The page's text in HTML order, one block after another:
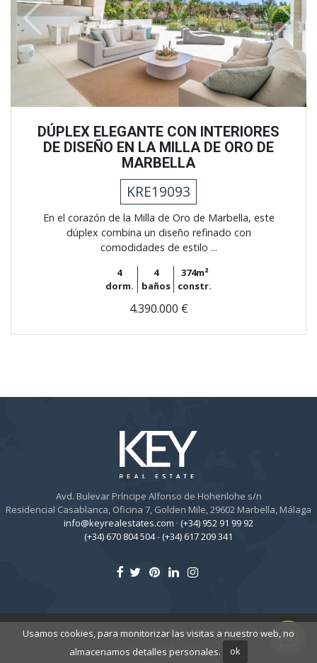
Previous Next
DÚPLEX ELEGANTE CON INTERIORES
DE DISEÑO EN LA MILLA DE ORO DE
MARBELLA
KRE19093
En el corazón de la Milla de Oro de Marbella, este
dúplex combina un diseño refinado con
comodidades de estilo ...
4
dorm.
4
baños
374m²
constr.
4.390.000 €
Avd. Bulevar Príncipe Alfonso de Hohenlohe s/n
Residencial Casablanca, Oficina 7, Golden Mile, 29602 Marbella, Málaga
info@keyrealestates.com · (+34) 952 91 99 92
(+34) 670 804 504-(+34) 617 209 341
Copyright © Key Real Estate 2026 All rights reserved
Built byinmoba.com
Usamos cookies, para monitorizar las visitas a nuestro web, no
almacenamos detalles personales.
ok